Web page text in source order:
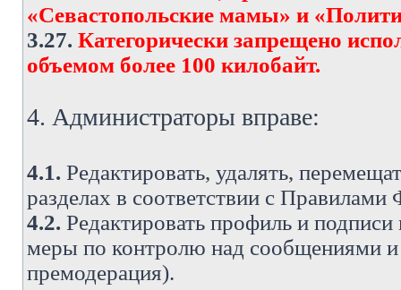
«Севастопольские мамы» и
3.27. Категорически запрещено
объемом более 100 килобайт.
4. Администраторы вправе:
4.1. Редактировать, удалять,
разделах в соответствии с
4.2. Редактировать профиль и
меры по контролю над сообщениями
премодерация).